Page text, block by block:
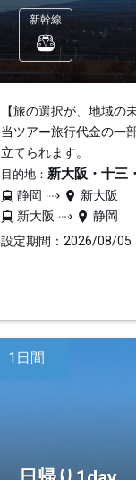
新幹線
【旅の選択が、地域の
当ツアー旅行代金の一
立てられます。
目的地： 新大阪・十三
静岡
新大阪
新大阪
静岡
設定期間：2026/08/05
1日間